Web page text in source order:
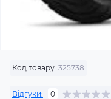
Код товару: 325738
Відгуки: 0